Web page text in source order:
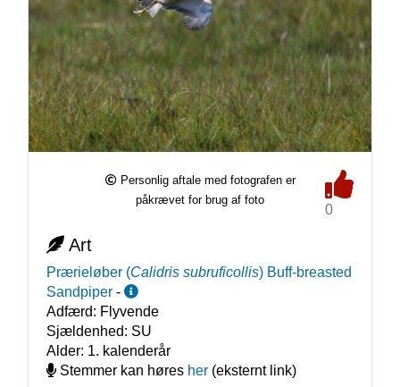
Personlig aftale med fotografen er
påkrævet for brug af foto
0
Art
Prærieløber (Calidris subruficollis) Buff-breasted
Sandpiper -
Adfærd: Flyvende
Sjældenhed: SU
Alder: 1. kalenderår
Stemmer kan høres her(eksternt link)